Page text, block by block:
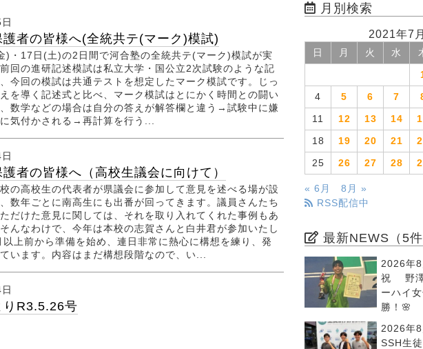
護者の皆様へ(全統共テ(マーク)模試)
・17日(土)の2日間で河合塾の全統共テ(マーク)模試が実
回の進研記述模試は私立大学・国公立2次試験のような記
今回の模試は共通テストを想定したマーク模試です。じっ
を導く記述式と比べ、マーク模試はとにかく時間との闘い
数学などの場合は自分の答えが解答欄と違う→試験中に嫌
気付かされる→再計算を行う...
護者の皆様へ（高校生議会に向けて）
の高校生の代表者が県議会に参加して意見を述べる場が設
数年ごとに南高生にも出番が回ってきます。議員さんたち
だけた意見に関しては、それを取り入れてくれた事例もあ
んなわけで、今年は本校の志賀さんと白井君が参加いたし
以上前から準備を始め、連日非常に熱心に構想を練り、発
います。内容はまだ構想段階なので、い...
りR3.5.26号
月別検索
2021年7月
日 月 火 水
4 5 6 7
11 12 13 14
18 19 20 21
25 26 27 28
« 6月
8月 »
RSS配信中
最新NEWS（5件
2026年8
祝 野
ーハイ
勝！🌸
2026年8
SSH生